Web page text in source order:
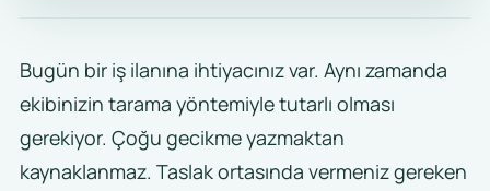
Bugün bir iş ilanına ihtiyacınız var. Aynı zamanda
ekibinizin tarama yöntemiyle tutarlı olması
gerekiyor. Çoğu gecikme yazmaktan
kaynaklanmaz. Taslak ortasında vermeniz gereken